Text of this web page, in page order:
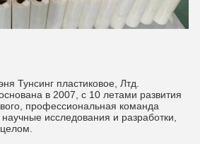
Тунсинг пластиковое, Лтд.
в 2007, с 10 летами развития
профессиональная команда
исследования и разработки,